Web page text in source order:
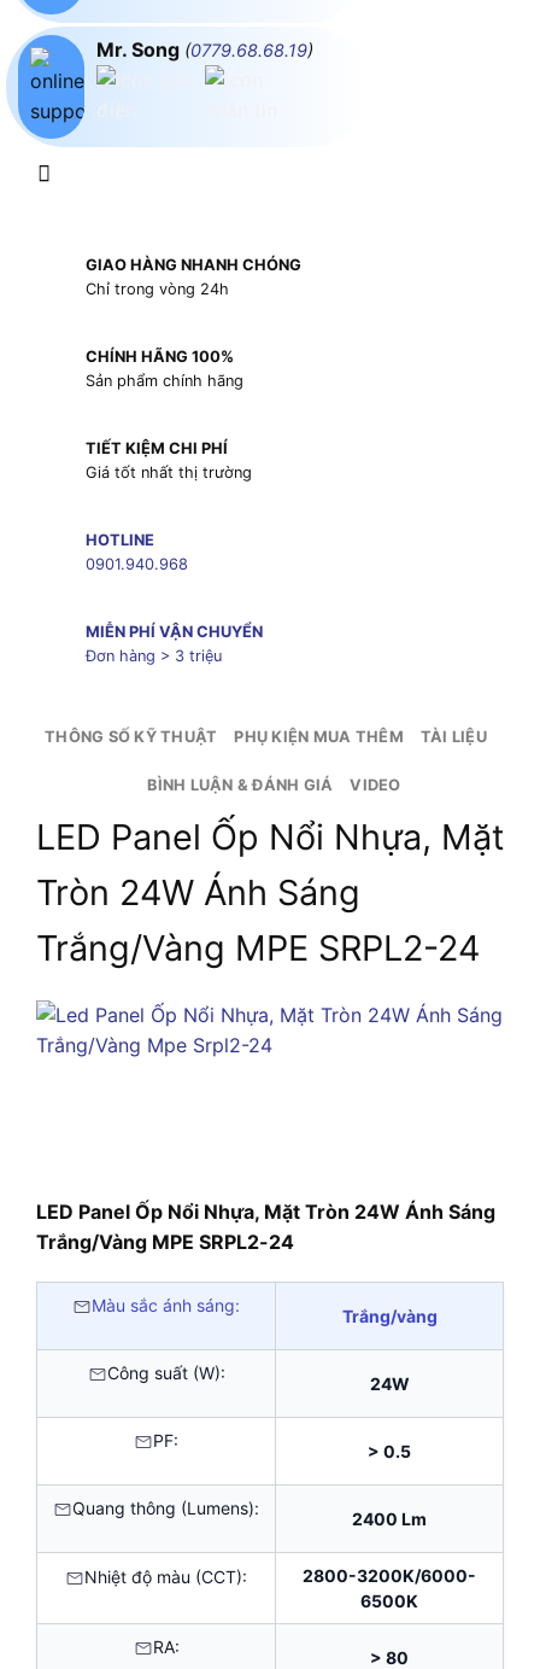
Mr. Song (0779.68.68.19)
GIAO HÀNG NHANH CHÓNG
Chỉ trong vòng 24h
CHÍNH HÃNG 100%
Sản phẩm chính hãng
TIẾT KIỆM CHI PHÍ
Giá tốt nhất thị trường
HOTLINE
0901.940.968
MIỄN PHÍ VẬN CHUYỂN
Đơn hàng > 3 triệu
THÔNG SỐ KỸ THUẬT PHỤ KIỆN MUA THÊM TÀI LIỆU
BÌNH LUẬN & ĐÁNH GIÁ VIDEO
LED Panel Ốp Nổi Nhựa, Mặt
Tròn 24W Ánh Sáng
Trắng/Vàng MPE SRPL2-24
LED Panel Ốp Nổi Nhựa, Mặt Tròn 24W Ánh Sáng
Trắng/Vàng MPE SRPL2-24
Màu sắc ánh sáng:
Trắng/vàng
Công suất (W):
24W
PF:
> 0.5
Quang thông (Lumens):
2400 Lm
Nhiệt độ màu (CCT):
2800-3200K/6000-
6500K
RA:
> 80